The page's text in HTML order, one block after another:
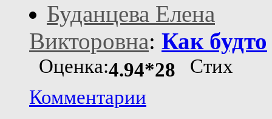
Буданцева Елена
Викторовна: Как будто
Оценка:4.94*28 Стих
Комментарии